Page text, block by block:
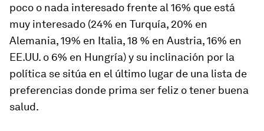
poco o nada interesado frente al 16% que está
muy interesado (24% en Turquía, 20% en
Alemania, 19% en Italia, 18 % en Austria, 16% en
EE.UU. o 6% en Hungría) y su inclinación por la
política se sitúa en el último lugar de una lista de
preferencias donde prima ser feliz o tener buena
salud.